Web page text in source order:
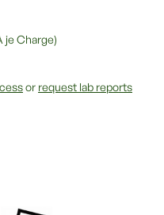
je Charge)
or request lab reports